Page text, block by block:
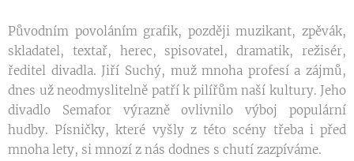
Původním povoláním grafik, později muzikant, zpěvák,
skladatel, textař, herec, spisovatel, dramatik, režisér,
ředitel divadla. Jiří Suchý, muž mnoha profesí a zájmů,
dnes už neodmyslitelně patří k pilířům naší kultury. Jeho
divadlo Semafor výrazně ovlivnilo výboj populární
hudby. Písničky, které vyšly z této scény třeba i před
mnoha lety, si mnozí z nás dodnes s chutí zazpíváme.